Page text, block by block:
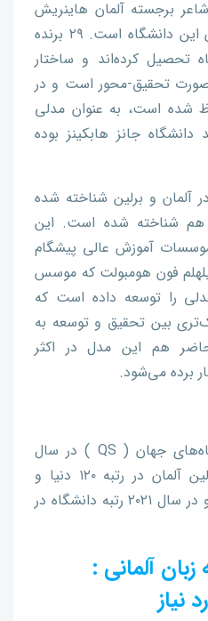
برجسته آلمان هاینریش
هاینه هم از فارغ‌التحصیلان این دانشگاه است. ۲۹ برنده
تحصیل کرده‌اند و ساختار
صورت تحقیق-محور است و در
شده است، به عنوان مدلی
دانشگاه جانز هابکینز بوده
آلمان و برلین شناخته شده
هم شناخته شده است. این
آموزش عالی پیشگام
فون هومبولت که موسس
را توسعه داده است که
بین تحقیق و توسعه به
هم این مدل در اکثر
برده می‌شود.
در رتبه‌بندی برترین دانشگاه‌های جهان ( QS ) در سال
۲۰۲۰ دانشگاه هومبولت برلین آلمان در رتبه ۱۲۰ دنیا و
چهارم آلمان قرار گرفته بود و در سال ۲۰۲۱ رتبه دانشگاه در
آلمانی :
نیاز